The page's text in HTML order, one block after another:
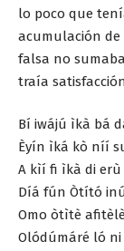
lo poco que
acumulación
falsa no
traía
Bí iwájú ìkà bá
Èyín ìká kò níí
A kìí fi ìkà di erù
Díá fún Òtító
Omo òtìtè
Olódúmáré ló ni